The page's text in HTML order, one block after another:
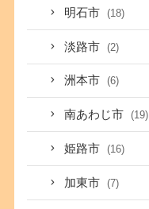
明石市 (18)
淡路市 (2)
洲本市 (6)
南あわじ市 (19)
姫路市 (16)
加東市 (7)